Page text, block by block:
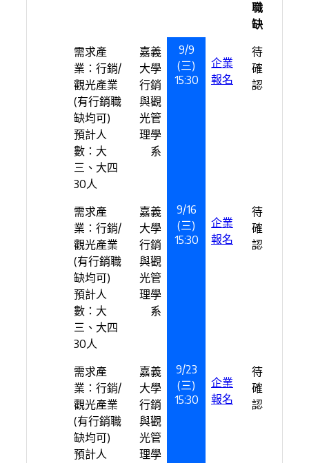
職
缺
需求產
業：行銷/
觀光產業
(有行銷職
缺均可)
預計人
數：大
三、大四
30人
嘉義
大學
行銷
與觀
光管
理學
系
9/9
(三)
15:30
企業
報名
待
確
認
需求產
業：行銷/
觀光產業
(有行銷職
缺均可)
預計人
數：大
三、大四
30人
嘉義
大學
行銷
與觀
光管
理學
系
9/16
(三)
15:30
企業
報名
待
確
認
需求產
業：行銷/
觀光產業
(有行銷職
缺均可)
預計人
嘉義
大學
行銷
與觀
光管
理學
9/23
(三)
15:30
企業
報名
待
確
認